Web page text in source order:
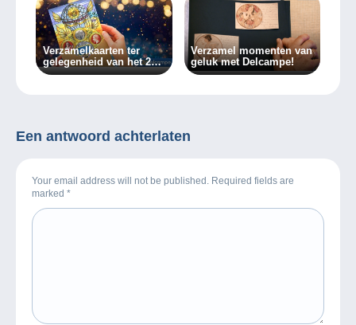
Verzamelkaarten ter
gelegenheid van het 20
jarig bestaan van
Verzamel momenten van
geluk met Delcampe!
Een antwoord achterlaten
Your email address will not be published. Required fields are
marked *